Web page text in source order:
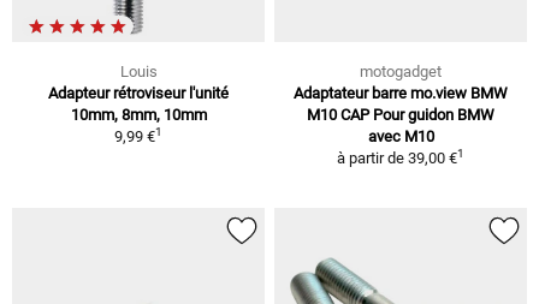
Louis
Adapteur rétroviseur l'unité
10mm, 8mm, 10mm
9,99 €1
motogadget
Adaptateur barre mo.view BMW
M10 CAP Pour guidon BMW
avec M10
à partir de 39,00 €1